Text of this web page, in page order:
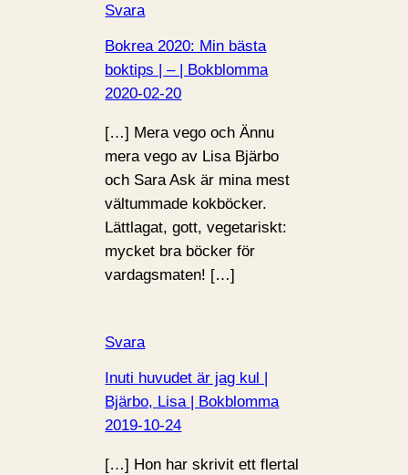
Svara
Bokrea 2020: Min bästa
boktips | – | Bokblomma
2020-02-20
[…] Mera vego och Ännu
mera vego av Lisa Bjärbo
och Sara Ask är mina mest
vältummade kokböcker.
Lättlagat, gott, vegetariskt:
mycket bra böcker för
vardagsmaten! […]
Svara
Inuti huvudet är jag kul |
Bjärbo, Lisa | Bokblomma
2019-10-24
[…] Hon har skrivit ett flertal